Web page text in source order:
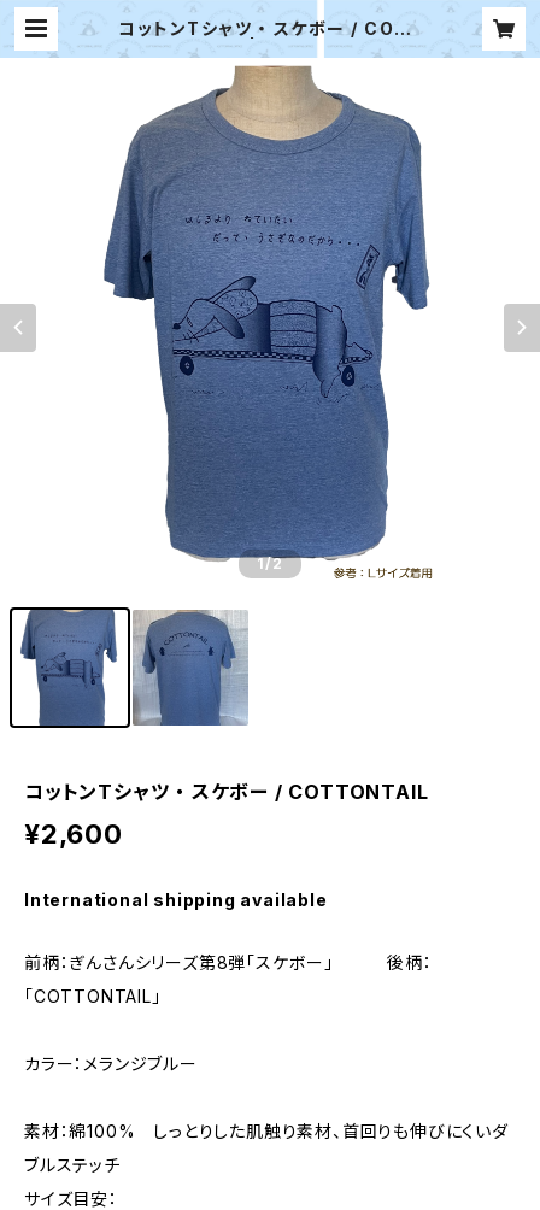
コットンTシャツ ・ スケボー / COTT
ONTAIL | COTTONTAIL
1/2
コットンTシャツ ・ スケボー / COTTONTAIL
¥2,600
International shipping available
前柄：ぎんさんシリーズ第8弾「スケボー」 後柄：
「COTTONTAIL」
カラー：メランジブルー
素材：綿100% しっとりした肌触り素材、首回りも伸びにくいダ
ブルステッチ
サイズ目安：